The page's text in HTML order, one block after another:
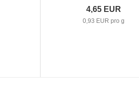
4,65 EUR
0,93 EUR pro g